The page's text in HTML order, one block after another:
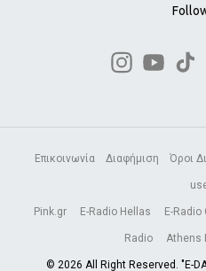
Επικοινωνία Διαφήμιση Όροι
Pink.gr E-Radio Hellas E-Radio
Radio Athens
© 2026 All Right Reserved. "E-